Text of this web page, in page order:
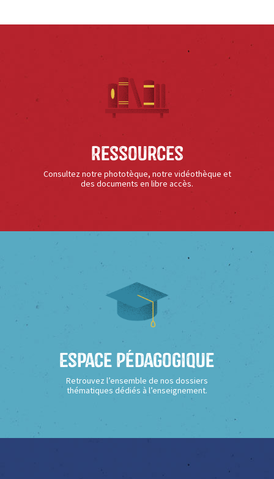
Ressources
Consultez notre phototèque, notre vidéothèque et
des documents en libre accès.
Espace Pédagogique
Retrouvez l’ensemble de nos dossiers
thématiques dédiés à l’enseignement.